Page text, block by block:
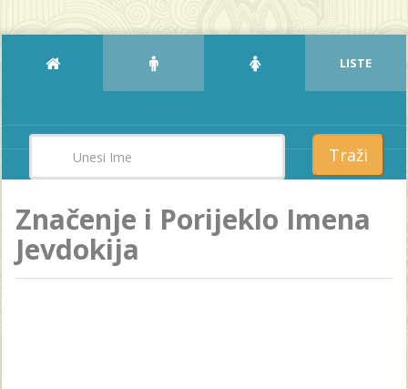
LISTE
Traži
Značenje i Porijeklo Imena
Jevdokija